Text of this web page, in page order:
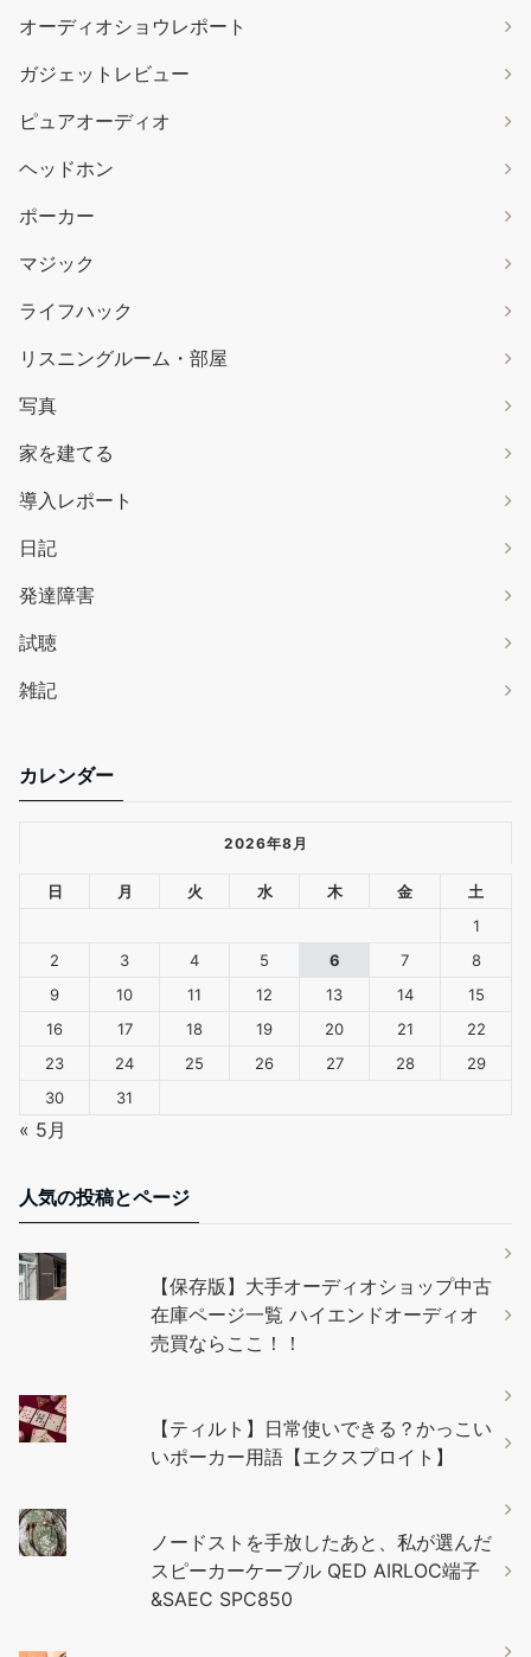
オーディオショウレポート
ガジェットレビュー
ピュアオーディオ
ヘッドホン
ポーカー
マジック
ライフハック
リスニングルーム・部屋
写真
家を建てる
導入レポート
日記
発達障害
試聴
雑記
カレンダー
2026年8月
日 月 火 水 木 金
土
1
2
3 4 5 6 7
8
9
10 11 12 13 14
15
16
17 18 19 20 21
22
23
24 25 26 27 28
29
30
31
« 5月
人気の投稿とページ
【保存版】大手オーディオショップ中古
在庫ページ一覧 ハイエンドオーディオ
売買ならここ！！
【ティルト】日常使いできる？かっこい
いポーカー用語【エクスプロイト】
ノードストを手放したあと、私が選んだ
スピーカーケーブル QED AIRLOC端子
&SAEC SPC850